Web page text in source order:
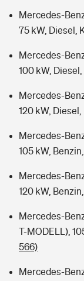
Mercedes-
75 kW, Diesel,
Mercedes-
100 kW,
Mercedes-
120 kW,
Mercedes-
105 kW,
Mercedes-
120 kW,
Mercedes-
T-MODELL),
566)
Mercedes-